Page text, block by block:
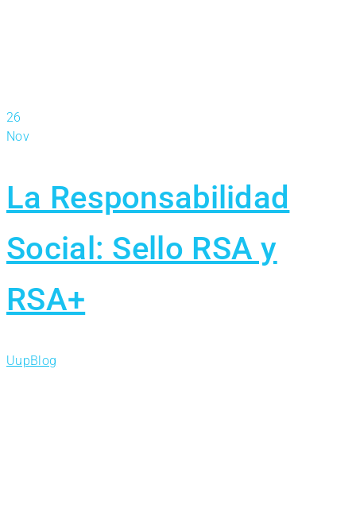
26
Nov
La Responsabilidad
Social: Sello RSA y
RSA+
UupBlog